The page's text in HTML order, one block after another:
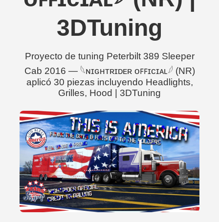
3DTuning
Proyecto de tuning Peterbilt 389 Sleeper
Cab 2016 — 𓆩ɴɪɢʜᴛʀɪᴅᴇʀ ᴏꜰꜰɪᴄɪᴀʟ𓆪 (NR)
aplicó 30 piezas incluyendo Headlights,
Grilles, Hood | 3DTuning